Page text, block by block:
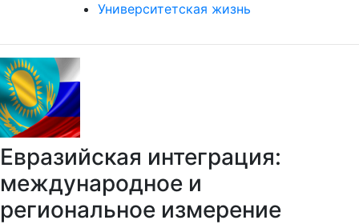
Университетская жизнь
Евразийская интеграция:
международное и
региональное измерение